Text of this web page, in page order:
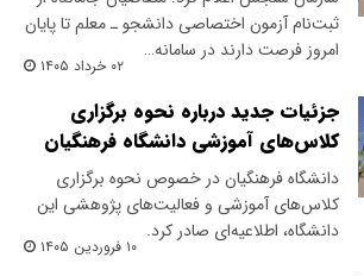
ثبت‌نام آزمون اختصاصی دانشجو ـ معلم تا پایان
امروز فرصت دارند در سامانه…
۰۲ خرداد ۱۴۰۵
جزئیات جدید درباره نحوه برگزاری
کلاس‌های آموزشی دانشگاه فرهنگیان
دانشگاه فرهنگیان در خصوص نحوه برگزاری
کلاس‌های آموزشی و فعالیت‌های پژوهشی این
دانشگاه، اطلاعیه‌ای صادر کرد.
۱۰ فروردین ۱۴۰۵